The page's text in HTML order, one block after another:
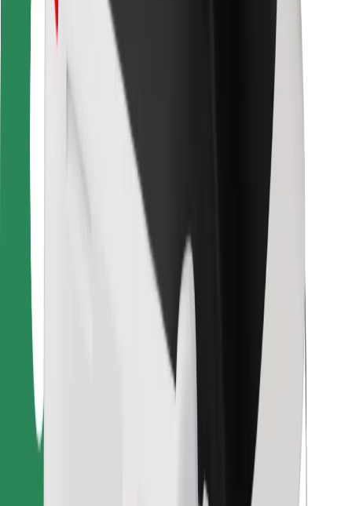
Για επιβάτες
Για τους οδηγούς
Για μεταφορείς
Για ιδιοκτήτες στόλου οχημάτων
Για εστιατόρια
Bolt for Business
Όροι & Προϋποθέσεις
Πάρε ταξί μέσα σε λίγα λεπτά!
Κατέβασε την εφαρμογή Bolt
Κατεβάστε την εφαρμογή Bolt Food